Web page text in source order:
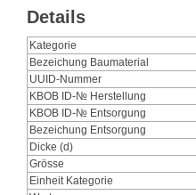
Details
Kategorie
Bezeichung Baumaterial
UUID-Nummer
KBOB ID-№ Herstellung
KBOB ID-№ Entsorgung
Bezeichung Entsorgung
Dicke (d)
Grösse
Einheit Kategorie